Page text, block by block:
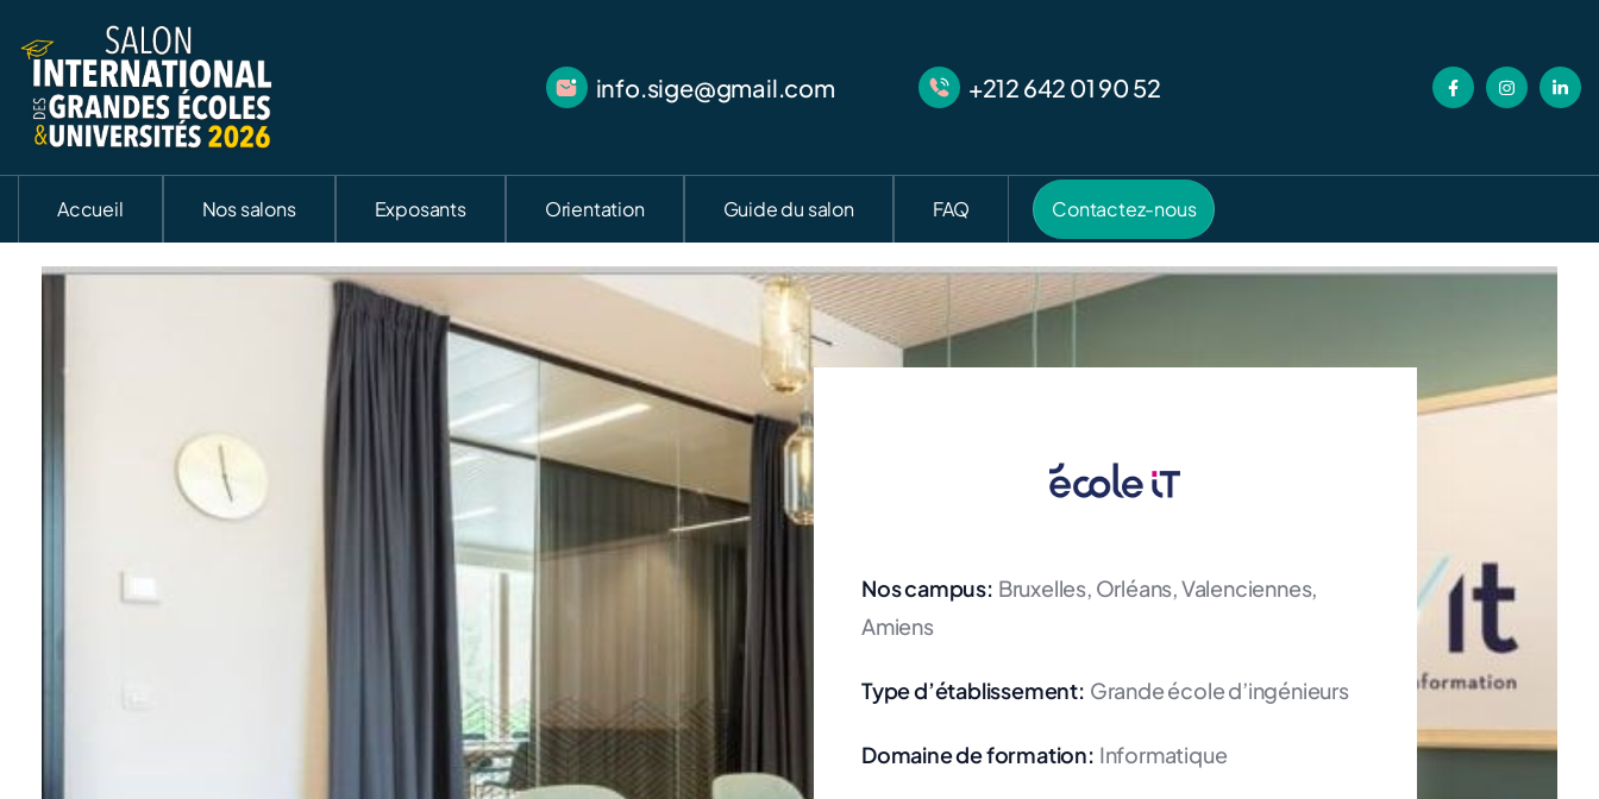
info.sige@gmail.com +212 642 01 90 52
Accueil Nos salons Exposants Orientation Guide du salon FAQ Contactez-nous
Nos campus: Bruxelles, Orléans, Valenciennes,
Amiens
Type d’établissement: Grande école d’ingénieurs
Domaine de formation: Informatique